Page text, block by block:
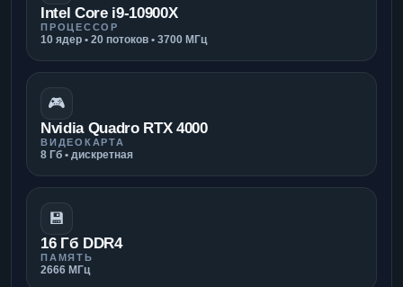
Intel Core i9-10900X
ПРОЦЕССОР
10 ядер • 20 потоков • 3700 МГц
🎮
Nvidia Quadro RTX 4000
ВИДЕОКАРТА
8 Гб • дискретная
💾
16 Гб DDR4
ПАМЯТЬ
2666 МГц